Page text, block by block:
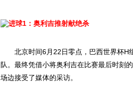
进球1：奥利吉推射献绝杀
北京时间6月22日零点，巴西世界杯H
队。最终凭借小将奥利吉在比赛最后时刻
场边接受了媒体的采访。